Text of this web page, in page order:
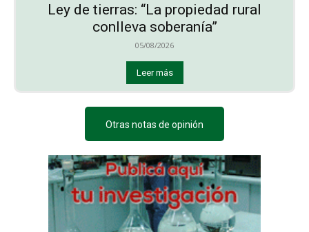
Ley de tierras: “La propiedad rural
conlleva soberanía”
05/08/2026
Leer más
Otras notas de opinión